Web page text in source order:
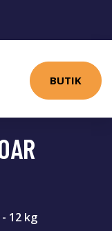
BUTIK
12 kg